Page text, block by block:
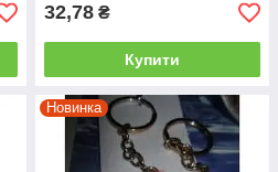
32,78 ₴
Купити
Новинка